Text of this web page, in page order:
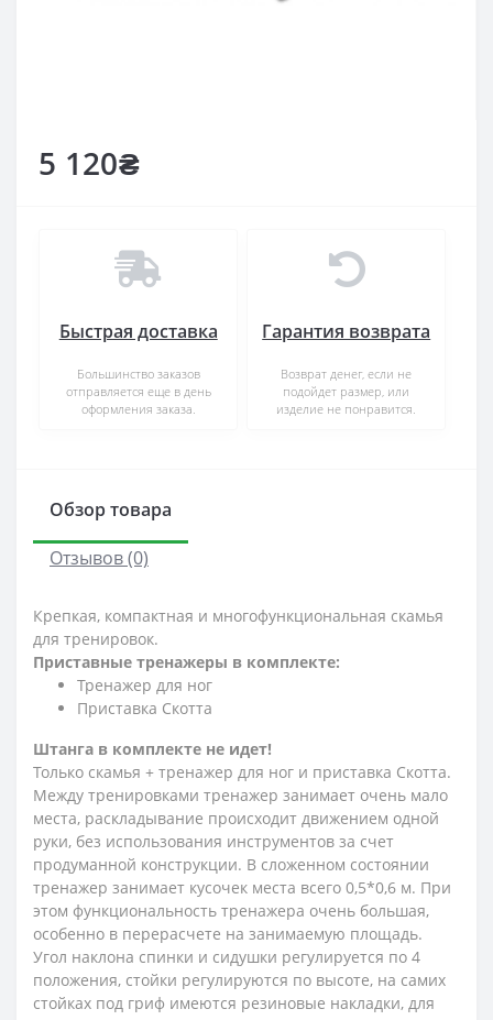
5 120₴
Быстрая доставка
Большинство заказов
отправляется еще в день
оформления заказа.
Гарантия возврата
Возврат денег, если не
подойдет размер, или
изделие не понравится.
Обзор товара
Отзывов (0)
Крепкая, компактная и многофункциональная скамья
для тренировок.
Приставные тренажеры в комплекте:
Тренажер для ног
Приставка Скотта
Штанга в комплекте не идет!
Только скамья + тренажер для ног и приставка Скотта.
Между тренировками тренажер занимает очень мало
места, раскладывание происходит движением одной
руки, без использования инструментов за счет
продуманной конструкции. В сложенном состоянии
тренажер занимает кусочек места всего 0,5*0,6 м. При
этом функциональность тренажера очень большая,
особенно в перерасчете на занимаемую площадь.
Угол наклона спинки и сидушки регулируется по 4
положения, стойки регулируются по высоте, на самих
стойках под гриф имеются резиновые накладки, для